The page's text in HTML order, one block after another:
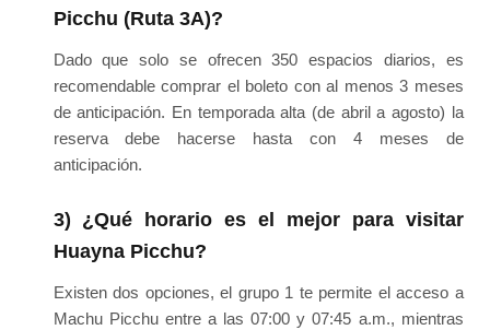
Picchu (Ruta 3A)?
Dado que solo se ofrecen 350 espacios diarios, es
recomendable comprar el boleto con al menos 3 meses
de anticipación. En temporada alta (de abril a agosto) la
reserva debe hacerse hasta con 4 meses de
anticipación.
3) ¿Qué horario es el mejor para visitar
Huayna Picchu?
Existen dos opciones, el grupo 1 te permite el acceso a
Machu Picchu entre a las 07:00 y 07:45 a.m., mientras